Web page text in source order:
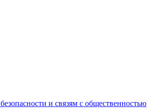
и связям с общественностью